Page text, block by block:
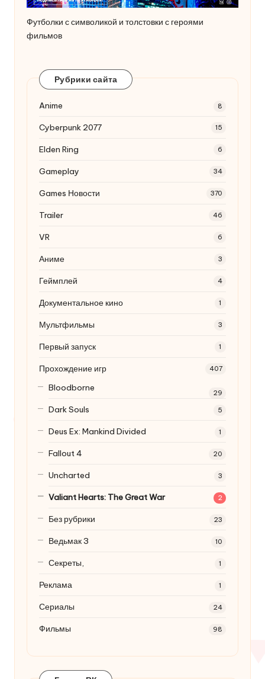
Футболки с символикой и толстовки с героями
фильмов
Рубрики сайта
Anime 8
Cyberpunk 2077 15
Elden Ring 6
Gameplay 34
Games Новости 370
Trailer 46
VR 6
Аниме 3
Геймплей 4
Документальное кино 1
Мультфильмы 3
Первый запуск 1
Прохождение игр 407
Bloodborne 29
Dark Souls 5
Deus Ex: Mankind Divided 1
Fallout 4 20
Uncharted 3
Valiant Hearts: The Great War 2
Без рубрики 23
Ведьмак 3 10
Секреты, 1
Реклама 1
Сериалы 24
Фильмы 98